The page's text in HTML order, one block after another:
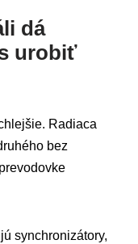
dá
urobiť
Radiaca
bez
synchronizátory,